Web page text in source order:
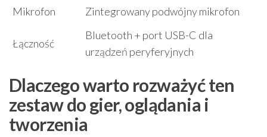
Mikrofon
Zintegrowany podwójny mikrofon
Łączność
Bluetooth + port USB-C dla
urządzeń peryferyjnych
Dlaczego warto rozważyć ten
zestaw do gier, oglądania i
tworzenia